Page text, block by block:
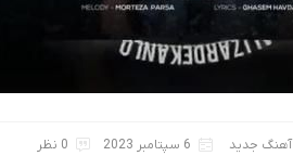
آهنگ جدید 6 سپتامبر 2023 0 نظر